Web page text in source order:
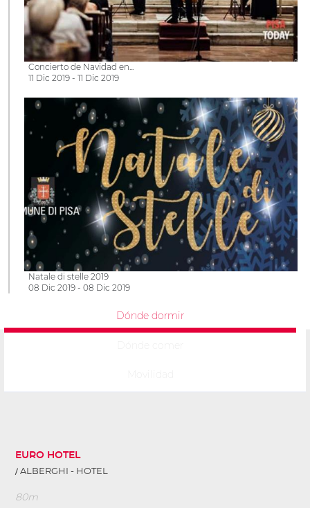
Concierto de Navidad en...
11 Dic 2019 - 11 Dic 2019
Natale di stelle 2019
08 Dic 2019 - 08 Dic 2019
Dónde dormir
EURO HOTEL
ALBERGHI - HOTEL
80m